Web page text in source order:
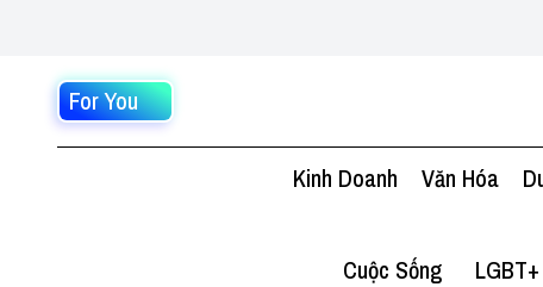
For You
Kinh Doanh Văn Hóa
Cuộc Sống LGBT+